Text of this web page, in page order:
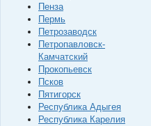
Пенза
Пермь
Петрозаводск
Петропавловск-
Камчатский
Прокопьевск
Псков
Пятигорск
Республика Адыгея
Республика Карелия